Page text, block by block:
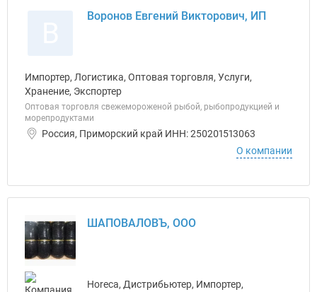
Воронов Евгений Викторович, ИП
Импортер, Логистика, Оптовая торговля, Услуги,
Хранение, Экспортер
Оптовая торговля свежемороженой рыбой, рыбопродукцией и
морепродуктами
Россия, Приморский край ИНН: 250201513063
О компании
ШАПОВАЛОВЪ, ООО
Horeca, Дистрибьютер, Импортер,